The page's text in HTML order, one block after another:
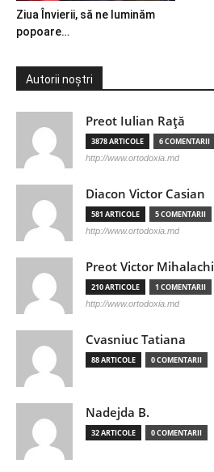
Ziua Învierii, să ne luminăm
popoare…
Autorii noștri
Preot Iulian Raţă
3878 ARTICOLE 6 COMENTARII
http://www.ortodoxia.md
Diacon Victor Casian
581 ARTICOLE 5 COMENTARII
http://www.ortodoxia.md
Preot Victor Mihalachi
210 ARTICOLE 1 COMENTARII
http://www.ortodoxia.md
Cvasniuc Tatiana
88 ARTICOLE 0 COMENTARII
Nadejda B.
32 ARTICOLE 0 COMENTARII